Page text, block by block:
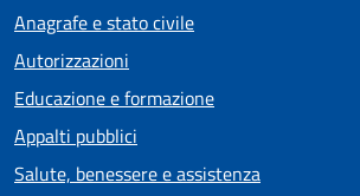
Anagrafe e stato civile
Autorizzazioni
Educazione e formazione
Appalti pubblici
Salute, benessere e assistenza